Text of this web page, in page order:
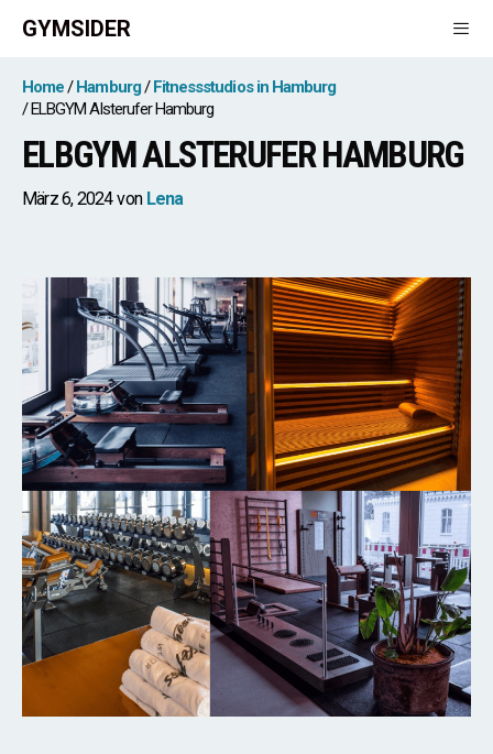
Zum
Inhalt
springen
GYMSIDER
Home Hamburg
Fitnessstudios in Hamburg
ELBGYM Alsterufer Hamburg
ELBGYM ALSTERUFER HAMBURG
März 6, 2024 von Lena